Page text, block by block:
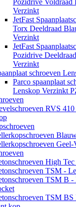
Pozidrive Voldraad
Verzinkt
JetFast
Torx Deeldraad
Verzinkt
JetFast
Pozidrive
Verzinkt
schroeven
Parco spaanplaat
Lenskop Verzinkt
RVS
Geel-
High
TSM -
TSM B -
TSM BS